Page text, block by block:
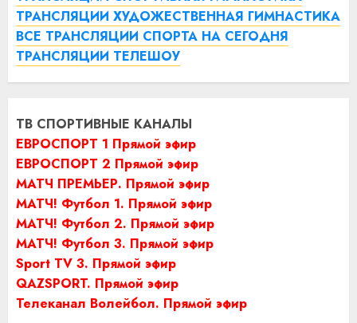
ТРАНСЛЯЦИИ ХУДОЖЕСТВЕННАЯ ГИМНАСТИКА
ВСЕ ТРАНСЛЯЦИИ СПОРТА НА СЕГОДНЯ
ТРАНСЛЯЦИИ ТЕЛЕШОУ
ТВ СПОРТИВНЫЕ КАНАЛЫ
ЕВРОСПОРТ 1 Прямой эфир
ЕВРОСПОРТ 2 Прямой эфир
МАТЧ ПРЕМЬЕР. Прямой эфир
МАТЧ! Футбол 1. Прямой эфир
МАТЧ! Футбол 2. Прямой эфир
МАТЧ! Футбол 3. Прямой эфир
Sport TV 3. Прямой эфир
QAZSPORT. Прямой эфир
Телеканал Волейбол. Прямой эфир